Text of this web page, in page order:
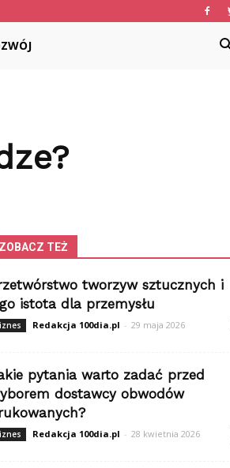
ZOBACZ TEŻ
tworzyw sztucznych i
istota dla przemysłu
Redakcja 100dia.pl - 29 maja 2026
pytania warto zadać przed
dostawcy obwodów
Redakcja 100dia.pl - 28 kwietnia 2026